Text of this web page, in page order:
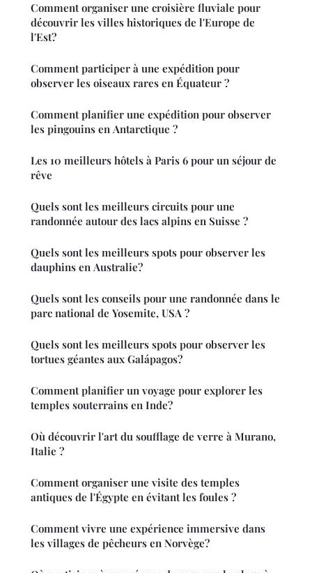
Comment organiser une croisière fluviale pour
découvrir les villes historiques de l'Europe de
l'Est?
Comment participer à une expédition pour
observer les oiseaux rares en Équateur ?
Comment planifier une expédition pour observer
les pingouins en Antarctique ?
Les 10 meilleurs hôtels à Paris 6 pour un séjour de
rêve
Quels sont les meilleurs circuits pour une
randonnée autour des lacs alpins en Suisse ?
Quels sont les meilleurs spots pour observer les
dauphins en Australie?
Quels sont les conseils pour une randonnée dans le
parc national de Yosemite, USA ?
Quels sont les meilleurs spots pour observer les
tortues géantes aux Galápagos?
Comment planifier un voyage pour explorer les
temples souterrains en Inde?
Où découvrir l'art du soufflage de verre à Murano,
Italie ?
Comment organiser une visite des temples
antiques de l'Égypte en évitant les foules ?
Comment vivre une expérience immersive dans
les villages de pêcheurs en Norvège?